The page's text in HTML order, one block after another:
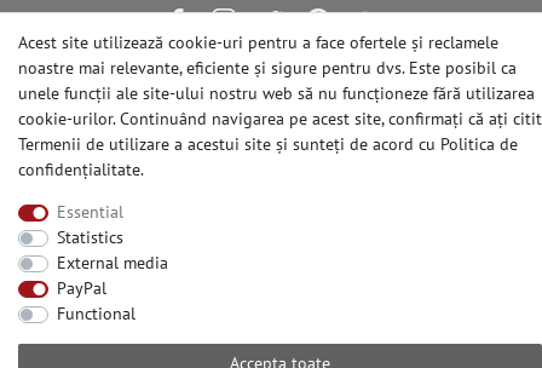
© Copyright 2026 | e-Delux GmbH
Acest site utilizează cookie-uri pentru a face ofertele și reclamele
noastre mai relevante, eficiente și sigure pentru dvs. Este posibil ca
unele funcții ale site-ului nostru web să nu funcționeze fără utilizarea
cookie-urilor. Continuând navigarea pe acest site, confirmați că ați citit
Termenii de utilizare a acestui site și sunteți de acord cu Politica de
confidențialitate.
Essential
Statistics
External media
PayPal
Functional
Accepta toate